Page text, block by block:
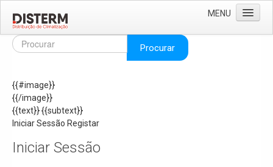
MENU
Home
Áreas de Negócio
Missão e Valores
As Nossas Marcas
Recrutamento
Procurar
{{#image}}
{{/image}}
{{text}}{{subtext}}
Iniciar Sessão Registar
Iniciar Sessão